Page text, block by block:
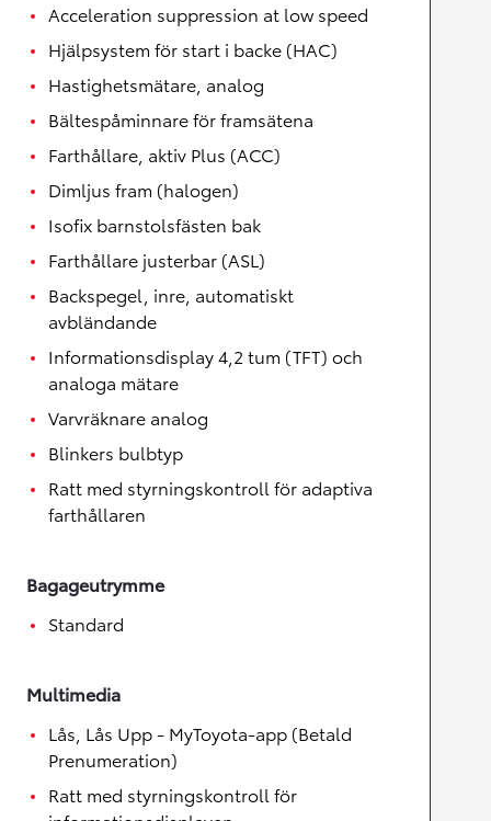
Acceleration suppression at low speed
Hjälpsystem för start i backe (HAC)
Hastighetsmätare, analog
Bältespåminnare för framsätena
Farthållare, aktiv Plus (ACC)
Dimljus fram (halogen)
Isofix barnstolsfästen bak
Farthållare justerbar (ASL)
Backspegel, inre, automatiskt
avbländande
Informationsdisplay 4,2 tum (TFT) och
analoga mätare
Varvräknare analog
Blinkers bulbtyp
Ratt med styrningskontroll för adaptiva
farthållaren
Bagageutrymme
Standard
Multimedia
Lås, Lås Upp - MyToyota-app (Betald
Prenumeration)
Ratt med styrningskontroll för